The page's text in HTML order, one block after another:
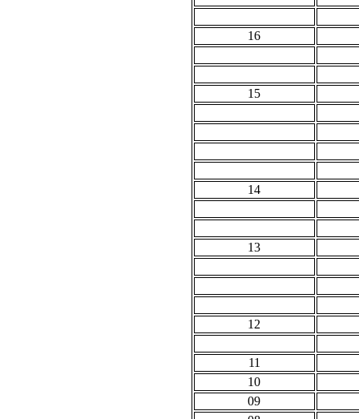
16
15
14
13
12
11
10
09